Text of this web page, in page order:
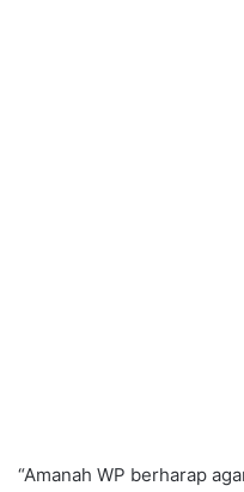
“Amanah WP berharap